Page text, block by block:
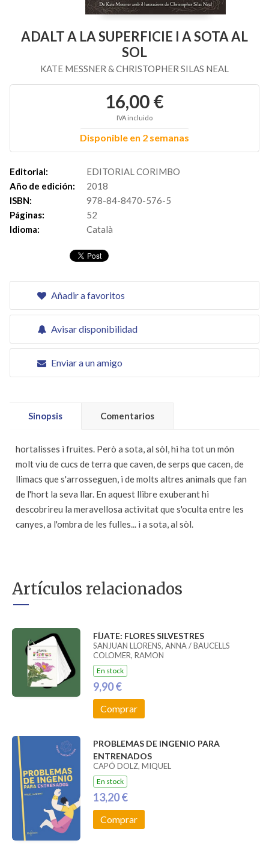
ADALT A LA SUPERFICIE I A SOTA AL
SOL
KATE MESSNER & CHRISTOPHER SILAS NEAL
16,00 €
IVA incluido
Disponible en 2 semanas
Editorial:
EDITORIAL CORIMBO
Año de edición:
2018
ISBN:
978-84-8470-576-5
Páginas:
52
Idioma:
Català
Añadir a favoritos
Avisar disponibilidad
Enviar a un amigo
Sinopsis Comentarios
hortalisses i fruites. Però a sota, al sòl, hi ha tot un món
molt viu de cucs de terra que caven, de serps que cacen, de
llimacs que s'arrosseguen, i de molts altres animals que fan
de l'hort la seva llar. En aquest llibre exuberant hi
descobrireu la meravellosa activitat que s'oculta entre les
canyes, a l'ombra de les fulles... i a sota, al sòl.
Artículos relacionados
FÍJATE: FLORES SILVESTRES
SANJUAN LLORENS, ANNA / BAUCELLS
COLOMER, RAMON
En stock
9,90 €
Comprar
PROBLEMAS DE INGENIO PARA
ENTRENADOS
CAPÓ DOLZ, MIQUEL
En stock
13,20 €
Comprar